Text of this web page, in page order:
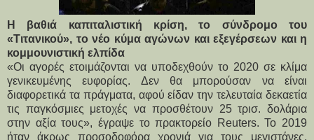
Η βαθιά καπιταλιστική κρίση, το σύνδρομο του
«Τιτανικού», το νέο κύμα αγώνων και εξεγέρσεων και η
κομμουνιστική ελπίδα
«Οι αγορές ετοιμάζονται να υποδεχθούν το 2020 σε κλίμα
γενικευμένης ευφορίας. Δεν θα μπορούσαν να είναι
διαφορετικά τα πράγματα, αφού είδαν την τελευταία δεκαετία
τις παγκόσμιες μετοχές να προσθέτουν 25 τρισ. δολάρια
στην αξία τους», έγραψε το πρακτορείο Reuters. Το 2019
ήταν άκρως προσοδοφόρα χρονιά για τους μεγιστάνες.